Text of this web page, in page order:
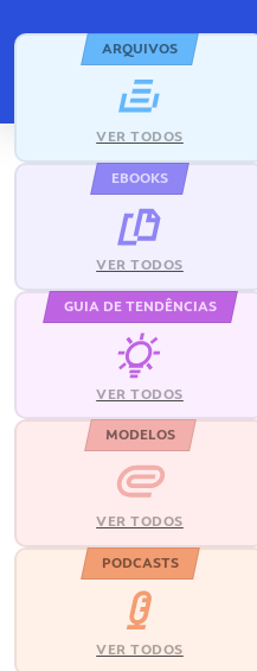
ARQUIVOS
VER TODOS
EBOOKS
VER TODOS
GUIA DE TENDÊNCIAS
VER TODOS
MODELOS
VER TODOS
PODCASTS
VER TODOS